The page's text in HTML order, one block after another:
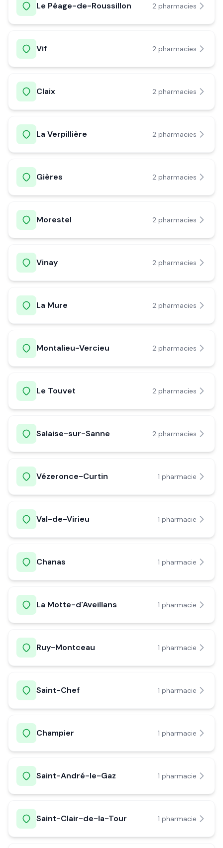
Le Péage-de-Roussillon 2 pharmacies
Vif 2 pharmacies
Claix 2 pharmacies
La Verpillière 2 pharmacies
Gières 2 pharmacies
Morestel 2 pharmacies
Vinay 2 pharmacies
La Mure 2 pharmacies
Montalieu-Vercieu 2 pharmacies
Le Touvet 2 pharmacies
Salaise-sur-Sanne 2 pharmacies
Vézeronce-Curtin 1 pharmacie
Val-de-Virieu 1 pharmacie
Chanas 1 pharmacie
La Motte-d'Aveillans 1 pharmacie
Ruy-Montceau 1 pharmacie
Saint-Chef 1 pharmacie
Champier 1 pharmacie
Saint-André-le-Gaz 1 pharmacie
Saint-Clair-de-la-Tour 1 pharmacie